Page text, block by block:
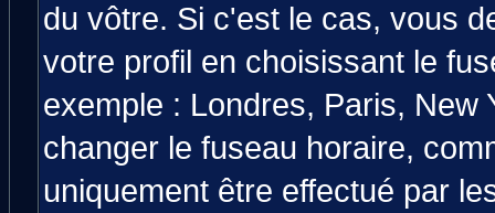
du vôtre. Si c'est le cas, vous
votre profil en choisissant le
exemple : Londres, Paris, New
changer le fuseau horaire,
uniquement être effectué par